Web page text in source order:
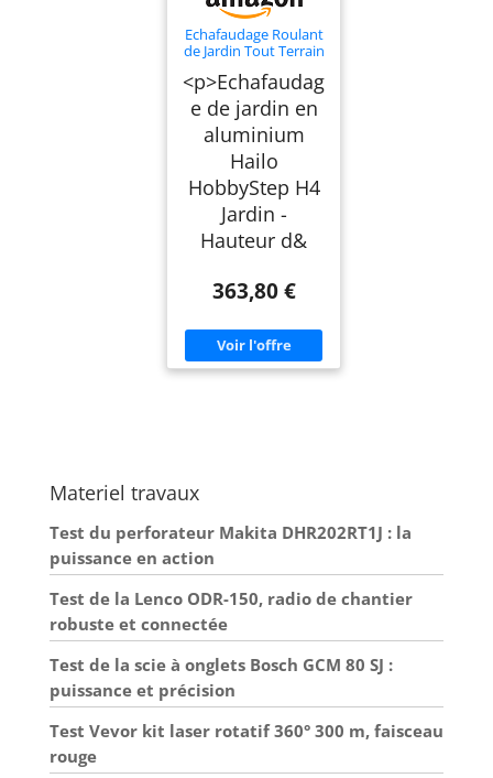
Echafaudage Roulant
de Jardin Tout Terrain
Aluminium Hailo
HobbyStep H4 Jardin
<p>Echafaudag
e de jardin en
aluminium
Hailo
HobbyStep H4
Jardin -
Hauteur d&
363,80 €
Materiel travaux
Test du perforateur Makita DHR202RT1J : la
puissance en action
Test de la Lenco ODR-150, radio de chantier
robuste et connectée
Test de la scie à onglets Bosch GCM 80 SJ :
puissance et précision
Test Vevor kit laser rotatif 360° 300 m, faisceau
rouge